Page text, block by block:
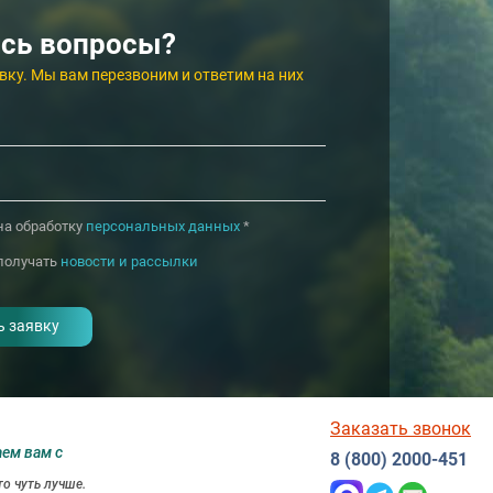
★★★★★
Источник
Витязево
вопросы?
Мы вам перезвоним и ответим на них
обработку персональных данных*
новости и рассылки
вам с
чуть лучше.
Заказать звонок
8 (800) 2000-451